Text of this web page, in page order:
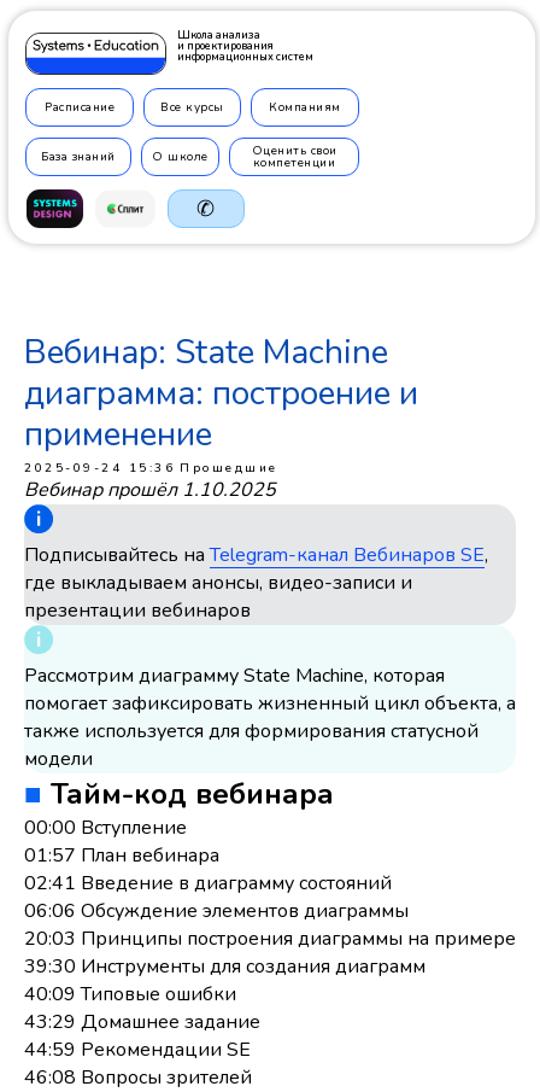
Школа анализа
и проектирования
информационных систем
+7 499
Расписание Все курсы Компаниям
Оценить свои
компетенции
База знаний О школе
✆
Вебинар: State Machine
диаграмма: построение и
применение
2025-09-24 15:36 Прошедшие
Вебинар прошёл 1.10.2025
Подписывайтесь наTelegram-канал Вебинаров SE,
где выкладываем анонсы, видео-записи и
презентации вебинаров
Рассмотрим диаграмму State Machine, которая
помогает зафиксировать жизненный цикл объекта, а
также используется для формирования статусной
модели
■ Тайм-код вебинара
00:00 Вступление
01:57 План вебинара
02:41 Введение в диаграмму состояний
06:06 Обсуждение элементов диаграммы
20:03 Принципы построения диаграммы на примере
39:30 Инструменты для создания диаграмм
40:09 Типовые ошибки
43:29 Домашнее задание
44:59 Рекомендации SE
46:08 Вопросы зрителей